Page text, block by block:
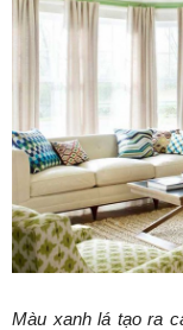
Màu xanh lá tạo ra